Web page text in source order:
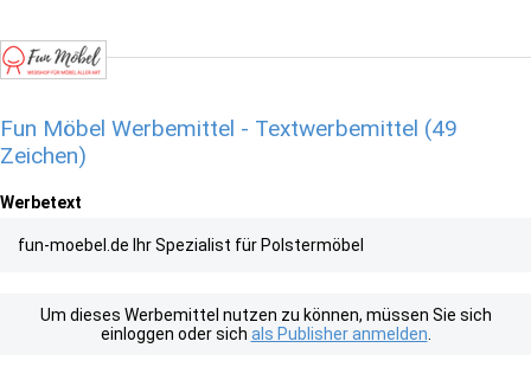
Fun Möbel Werbemittel - Textwerbemittel (49
Zeichen)
Werbetext
fun-moebel.de Ihr Spezialist für Polstermöbel
Um dieses Werbemittel nutzen zu können, müssen Sie sich
einloggen oder sich als Publisher anmelden